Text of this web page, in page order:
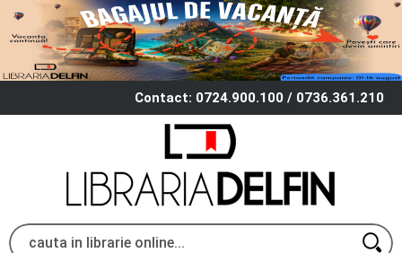
Contact: 0724.900.100 / 0736.361.210